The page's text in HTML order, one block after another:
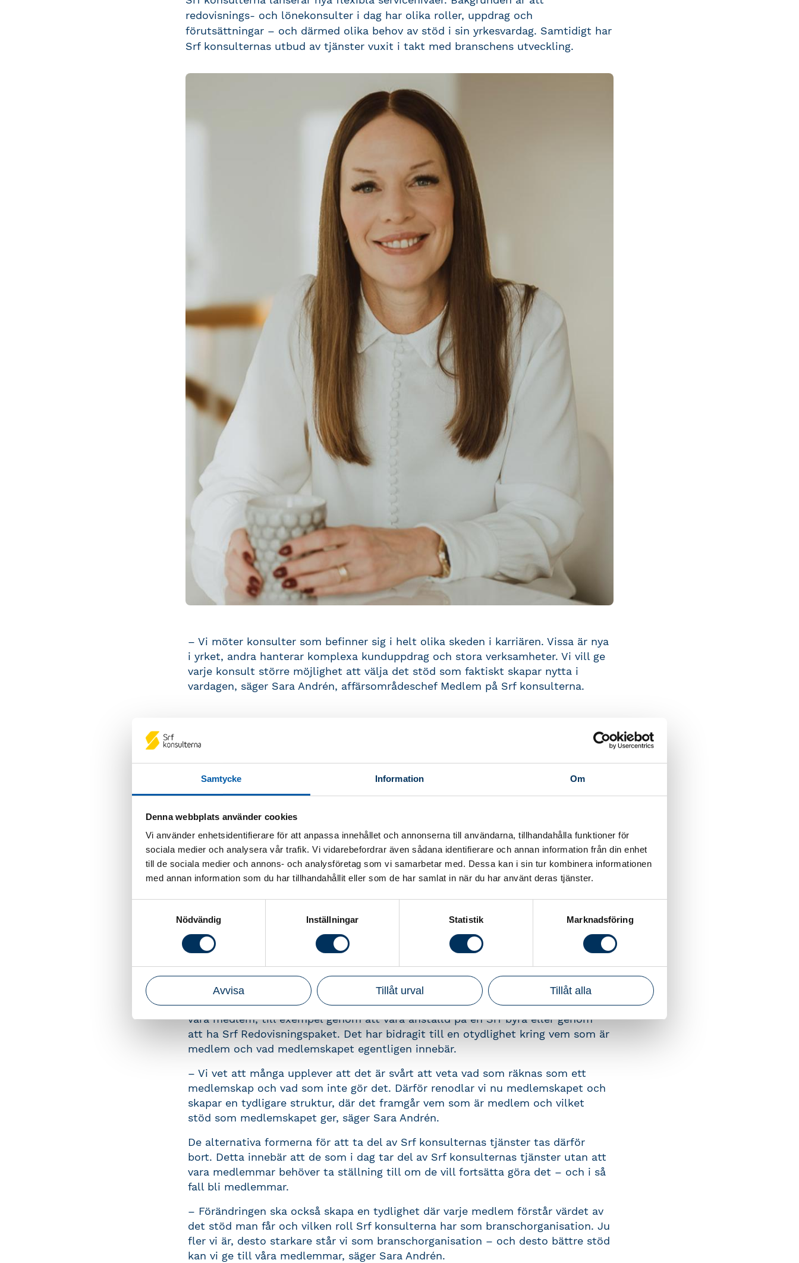
Samtycke Information Om
Denna webbplats använder cookies
Vi använder enhetsidentifierare för att anpassa innehållet och annonserna till användarna, tillhandahålla funktioner för
sociala medier och analysera vår trafik. Vi vidarebefordrar även sådana identifierare och annan information från din enhet
till de sociala medier och annons- och analysföretag som vi samarbetar med. Dessa kan i sin tur kombinera informationen
med annan information som du har tillhandahållit eller som de har samlat in när du har använt deras tjänster.
Nödvändig
Inställningar Statistik Marknadsföring
Avvisa Tillåt urval Tillåt alla
redovisnings- och lönekonsulter i dag har olika roller, uppdrag och
förutsättningar – och därmed olika behov av stöd i sin yrkesvardag. Samtidigt har
Srf konsulternas utbud av tjänster vuxit i takt med branschens utveckling.
– Vi möter konsulter som befinner sig i helt olika skeden i karriären. Vissa är nya
i yrket, andra hanterar komplexa kunduppdrag och stora verksamheter. Vi vill ge
varje konsult större möjlighet att välja det stöd som faktiskt skapar nytta i
vardagen, säger Sara Andrén, affärsområdeschef Medlem på Srf konsulterna.
Tre servicenivåer – välj det stöd som passar din
yrkesroll
I förstudien av det här arbetet gjorde Srf konsulterna en medlemsundersökning
som tydligt visade en önskan om ett mer flexibelt medlemskap utifrån behov.
Alla medlemmar kommer nu kunna välja mellan tre olika servicenivåer,
utifrån det stöd de behöver i sin yrkesroll: Grund, Standard och Fullservice.
– Vilken nivå som passar bäst beror till exempel på vilken roll du har, var du
befinner dig i karriären och hur komplexa uppdrag du arbetar med. Det gör
medlemskapet mer relevant och bättre anpassat efter verkligheten i branschen,
säger Sara Andrén.
De nya servicenivåerna gäller från 1 maj 2026.
En tydligare medlemsmodell
I dag finns det flera sätt att ta del av Srf konsulternas tjänster utan att formellt
vara medlem, till exempel genom att vara anställd på en Srf byrå eller genom
att ha Srf Redovisningspaket. Det har bidragit till en otydlighet kring vem som är
medlem och vad medlemskapet egentligen innebär.
– Vi vet att många upplever att det är svårt att veta vad som räknas som ett
medlemskap och vad som inte gör det. Därför renodlar vi nu medlemskapet och
skapar en tydligare struktur, där det framgår vem som är medlem och vilket
stöd som medlemskapet ger, säger Sara Andrén.
De alternativa formerna för att ta del av Srf konsulternas tjänster tas därför
bort. Detta innebär att de som i dag tar del av Srf konsulternas tjänster utan att
vara medlemmar behöver ta ställning till om de vill fortsätta göra det – och i så
fall bli medlemmar.
– Förändringen ska också skapa en tydlighet där varje medlem förstår värdet av
det stöd man får och vilken roll Srf konsulterna har som branschorganisation. Ju
fler vi är, desto starkare står vi som branschorganisation – och desto bättre stöd
kan vi ge till våra medlemmar, säger Sara Andrén.